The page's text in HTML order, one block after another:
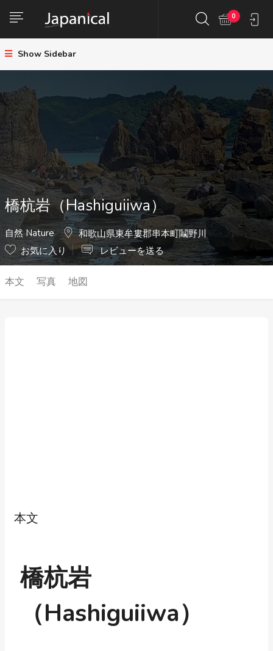
0
Show Sidebar
橋杭岩（Hashiguiiwa）
自然 Nature
和歌山県東牟婁郡串本町鬮野川
お気に入り
レビューを送る
本文 写真 地図
本文
橋杭岩
（Hashiguiiwa）